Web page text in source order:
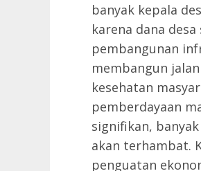
banyak kepala
karena dana
pembangunan
membangun
kesehatan
pemberdayaan
signifikan,
akan terhambat.
penguatan